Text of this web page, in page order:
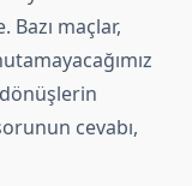
Bazı maçlar,
cevabı,